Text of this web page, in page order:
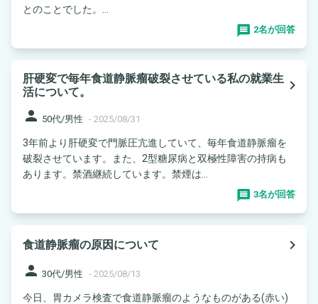
とのことでした。...
2名が回答
肝硬変で毎年食道静脈瘤破裂させている私の就業生
活について。
navigate_next
person 50代/男性 - 2025/08/31
3年前より肝硬変で門脈圧亢進していて、毎年食道静脈瘤を
破裂させています。また、2型糖尿病と双極性障害の持病も
あります。禁酒継続しています。禁煙は...
3名が回答
食道静脈瘤の原因について
navigate_next
person 30代/男性 - 2025/08/13
今日、胃カメラ検査で食道静脈瘤のようなものがある(赤い)